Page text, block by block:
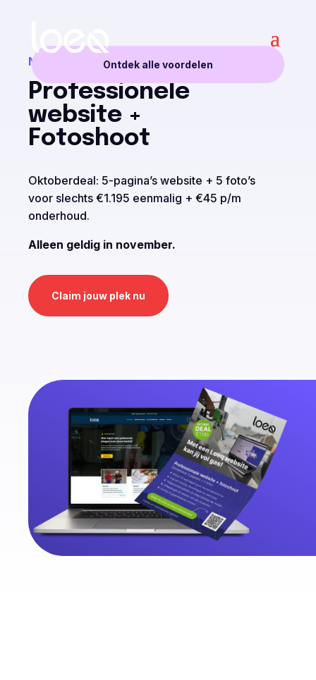
Ontdek alle voordelen
NOVEMBER DEAL
Professionele
website +
Fotoshoot
Oktoberdeal: 5-pagina’s website + 5 foto’s
voor slechts €1.195 eenmalig + €45 p/m
onderhoud.
Alleen geldig in november.
Claim jouw plek nu